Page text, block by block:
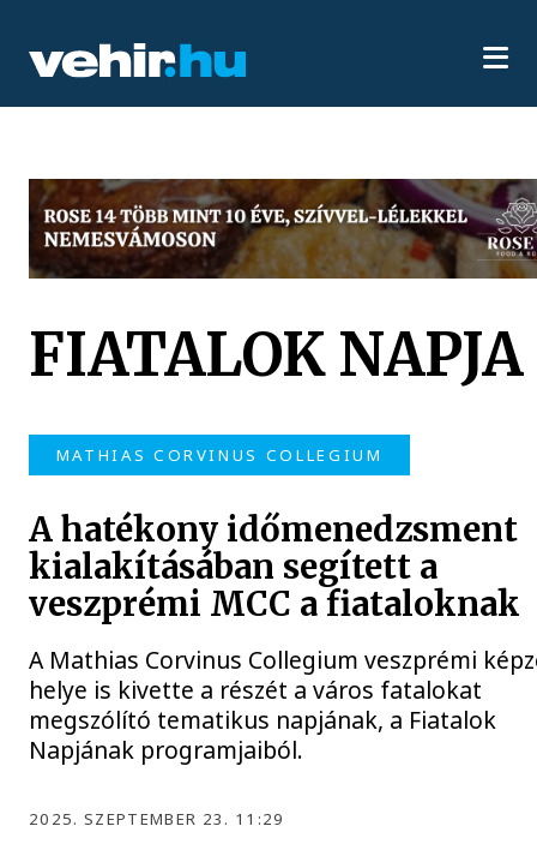
FIATALOK NAPJA
MATHIAS CORVINUS COLLEGIUM
A hatékony időmenedzsment
kialakításában segített a
veszprémi MCC a fiataloknak
A Mathias Corvinus Collegium veszprémi
helye is kivette a részét a város fatalokat
megszólító tematikus napjának, a Fiatalok
Napjának programjaiból.
2025. SZEPTEMBER 23. 11:29